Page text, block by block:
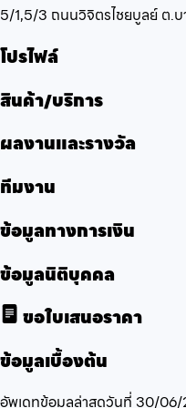
5/1,5/3 ถนนวิจิตรไชยบูลย์ ต.บ
โปรไฟล์
สินค้า/บริการ
ผลงานและรางวัล
ทีมงาน
ข้อมูลทางการเงิน
ข้อมูลนิติบุคคล
ขอใบเสนอราคา
ข้อมูลเบื้องต้น
อัพเดทข้อมูลล่าสุดวันที่ 30/